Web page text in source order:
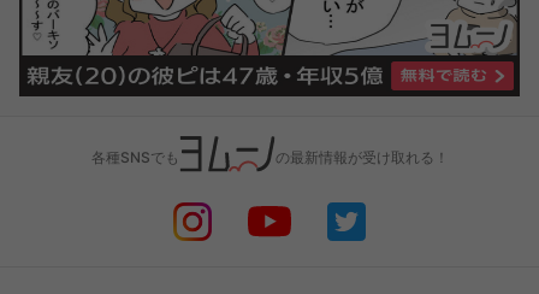
各種SNSでも の最新情報が受け取れる！